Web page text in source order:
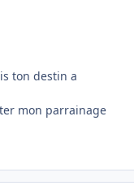
ton destin a
mon parrainage